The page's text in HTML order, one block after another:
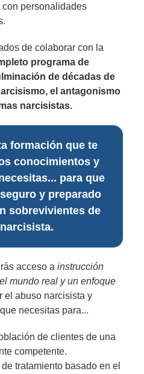
personalidades
de colaborar con la
programa de
de décadas de
el antagonismo
narcisistas.
formación que te
conocimientos y
para que
y preparado
sobrevivientes de
acceso a instrucción
mundo real y un enfoque
el abuso narcisista y
necesitas para...
de clientes de una
competente.
tratamiento basado en el